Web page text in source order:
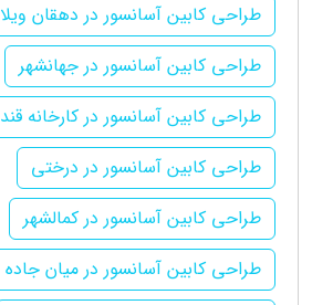
طراحی کابین آسانسور در دهقان ویلا
طراحی کابین آسانسور در جهانشهر
طراحی کابین آسانسور در کارخانه قند
طراحی کابین آسانسور در درختی
طراحی کابین آسانسور در کمالشهر
طراحی کابین آسانسور در میان جاده